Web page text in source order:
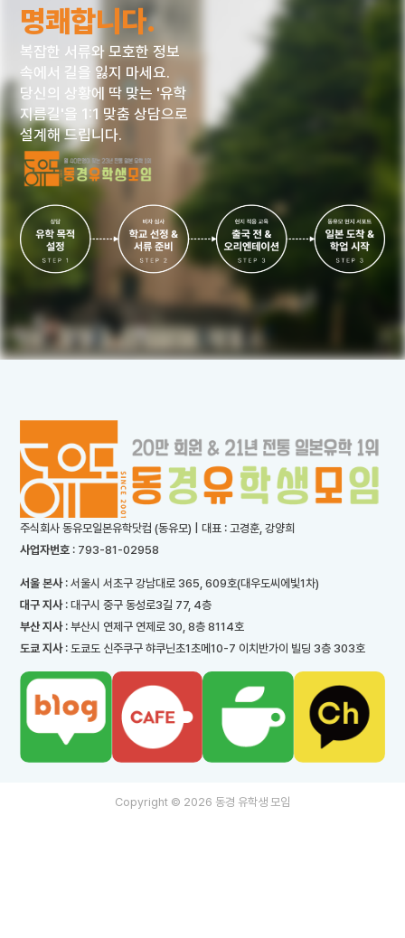
명쾌합니다.
복잡한 서류와 모호한 정보
속에서 길을 잃지 마세요.
당신의 상황에 딱 맞는 '유학
지름길'을 1:1 맞춤 상담으로
설계해 드립니다.
주식회사 동유모일본유학닷컴 (동유모) | 대표 : 고경훈, 강양희
사업자번호 : 793-81-02958
서울 본사: 서울시 서초구 강남대로 365, 609호(대우도씨에빛1차)
대구 지사: 대구시 중구 동성로3길 77, 4층
부산 지사: 부산시 연제구 연제로 30, 8층 8114호
도쿄 지사: 도쿄도 신주쿠구 햐쿠닌초1초메10-7 이치반가이 빌딩 3층 303호
Copyright © 2026 동경 유학생 모임